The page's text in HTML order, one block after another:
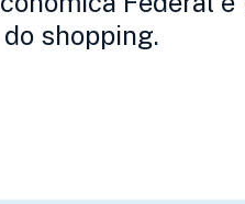
shopping.